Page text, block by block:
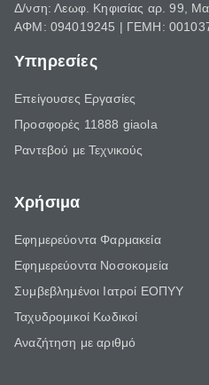
Δ/νση: Λεωφ. Κηφισίας αρ. 99,
ΑΦΜ: 094019245 | ΓΕΜΗ:
Υπηρεσίες
Επείγουσες Εργασίες
Προσφορές 11888 giaola
Ραντεβού με Τεχνικούς
Χρήσιμα
Εφημερεύοντα Φαρμακεία
Εφημερεύοντα Νοσοκομεία
Συμβεβλημένοι Ιατροί ΕΟΠΥΥ
Ταχυδρομικοί Κωδικοί
Αναζήτηση με αριθμό